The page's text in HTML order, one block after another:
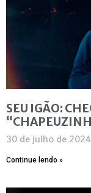
SEU IGÃO:
30 de julho de 2024
Continue lendo »